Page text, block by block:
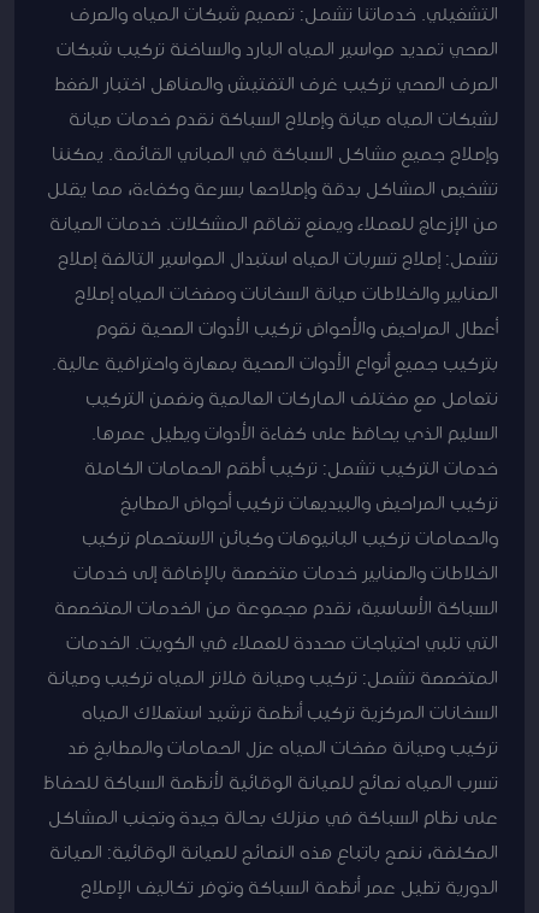
التشغيلي. خدماتنا تشمل: تصميم شبكات المياه والصرف
الصحي تمديد مواسير المياه البارد والساخنة تركيب شبكات
الصرف الصحي تركيب غرف التفتيش والمناهل اختبار الضغط
لشبكات المياه صيانة وإصلاح السباكة نقدم خدمات صيانة
وإصلاح جميع مشاكل السباكة في المباني القائمة. يمكننا
تشخيص المشاكل بدقة وإصلاحها بسرعة وكفاءة، مما يقلل
من الإزعاج للعملاء ويمنع تفاقم المشكلات. خدمات الصيانة
تشمل: إصلاح تسربات المياه استبدال المواسير التالفة إصلاح
الصنابير والخلاطات صيانة السخانات ومضخات المياه إصلاح
أعطال المراحيض والأحواض تركيب الأدوات الصحية نقوم
بتركيب جميع أنواع الأدوات الصحية بمهارة واحترافية عالية.
نتعامل مع مختلف الماركات العالمية ونضمن التركيب
السليم الذي يحافظ على كفاءة الأدوات ويطيل عمرها.
خدمات التركيب تشمل: تركيب أطقم الحمامات الكاملة
تركيب المراحيض والبيديهات تركيب أحواض المطابخ
والحمامات تركيب البانيوهات وكبائن الاستحمام تركيب
الخلاطات والصنابير خدمات متخصصة بالإضافة إلى خدمات
السباكة الأساسية، نقدم مجموعة من الخدمات المتخصصة
التي تلبي احتياجات محددة للعملاء في الكويت. الخدمات
المتخصصة تشمل: تركيب وصيانة فلاتر المياه تركيب وصيانة
السخانات المركزية تركيب أنظمة ترشيد استهلاك المياه
تركيب وصيانة مضخات المياه عزل الحمامات والمطابخ ضد
تسرب المياه نصائح للصيانة الوقائية لأنظمة السباكة للحفاظ
على نظام السباكة في منزلك بحالة جيدة وتجنب المشاكل
المكلفة، ننصح باتباع هذه النصائح للصيانة الوقائية: الصيانة
الدورية تطيل عمر أنظمة السباكة وتوفر تكاليف الإصلاح